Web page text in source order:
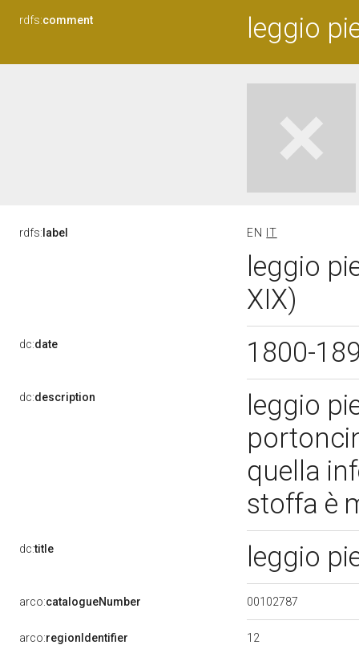
rdfs:comment leggio
rdfs: label EN IT
leggio
XIX)
dc:date 1800-
dc:description
leggio
quella
stoffa è
dc:title leggio
arco:catalogueNumber 00102787
arco:regionIdentifier 12